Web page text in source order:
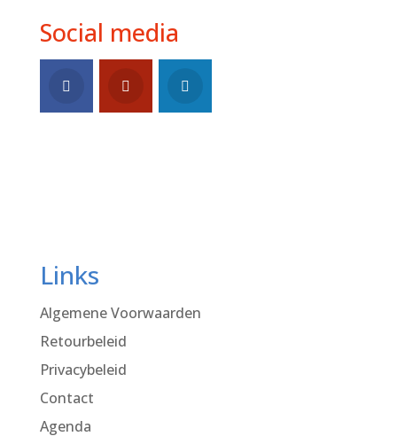
Social media
Links
Algemene Voorwaarden
Retourbeleid
Privacybeleid
Contact
Agenda